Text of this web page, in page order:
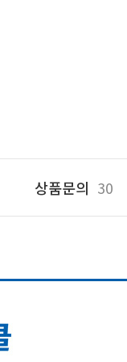
상품문의 30